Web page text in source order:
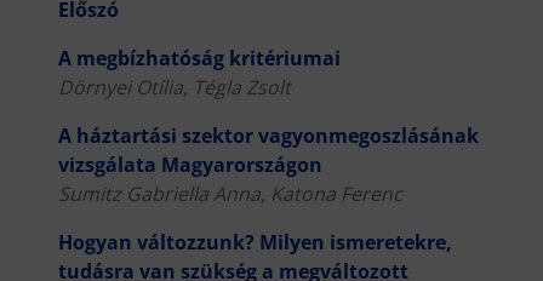
Előszó
A megbízhatóság kritériumai
Dörnyei Otília, Tégla Zsolt
A háztartási szektor vagyonmegoszlásának
vizsgálata Magyarországon
Sumitz Gabriella Anna, Katona Ferenc
Hogyan változzunk? Milyen ismeretekre,
tudásra van szükség a megváltozott